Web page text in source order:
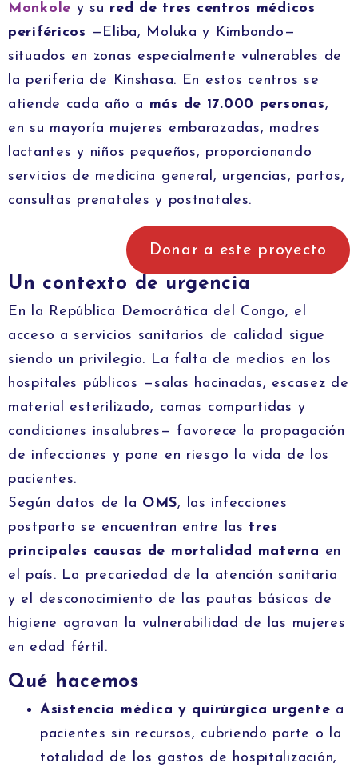
Monkole y su red de tres centros médicos
periféricos —Eliba, Moluka y Kimbondo—
situados en zonas especialmente vulnerables de
la periferia de Kinshasa. En estos centros se
atiende cada año a más de 17.000 personas,
en su mayoría mujeres embarazadas, madres
lactantes y niños pequeños, proporcionando
servicios de medicina general, urgencias, partos,
consultas prenatales y postnatales.
Donar a este proyecto
Un contexto de urgencia
En la República Democrática del Congo, el
acceso a servicios sanitarios de calidad sigue
siendo un privilegio. La falta de medios en los
hospitales públicos —salas hacinadas, escasez de
material esterilizado, camas compartidas y
condiciones insalubres— favorece la propagación
de infecciones y pone en riesgo la vida de los
pacientes.
Según datos de la OMS, las infecciones
postparto se encuentran entre las tres
principales causas de mortalidad materna en
el país. La precariedad de la atención sanitaria
y el desconocimiento de las pautas básicas de
higiene agravan la vulnerabilidad de las mujeres
en edad fértil.
Qué hacemos
Asistencia médica y quirúrgica urgente a
pacientes sin recursos, cubriendo parte o la
totalidad de los gastos de hospitalización,